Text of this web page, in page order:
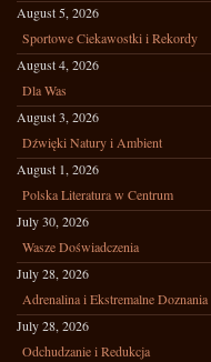
August 5, 2026
Sportowe Ciekawostki i Rekordy
August 4, 2026
Dla Was
August 3, 2026
Dźwięki Natury i Ambient
August 1, 2026
Polska Literatura w Centrum
July 30, 2026
Wasze Doświadczenia
July 28, 2026
Adrenalina i Ekstremalne Doznania
July 28, 2026
Odchudzanie i Redukcja